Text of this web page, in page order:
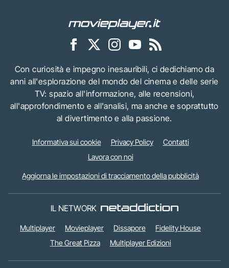
Con curiosità e impegno inesauribili, ci dedichiamo da
anni all'esplorazione del mondo del cinema e delle serie
TV: spazio all'informazione, alle recensioni,
all'approfondimento e all'analisi, ma anche e soprattutto
al divertimento e alla passione.
Informativa sui cookie Privacy Policy
Contatti
Lavora con noi
Aggiorna le impostazioni di tracciamento della pubblicità
IL NETWORK
Multiplayer Movieplayer Dissapore
Fidelity House
The Great Pizza
Multiplayer Edizioni